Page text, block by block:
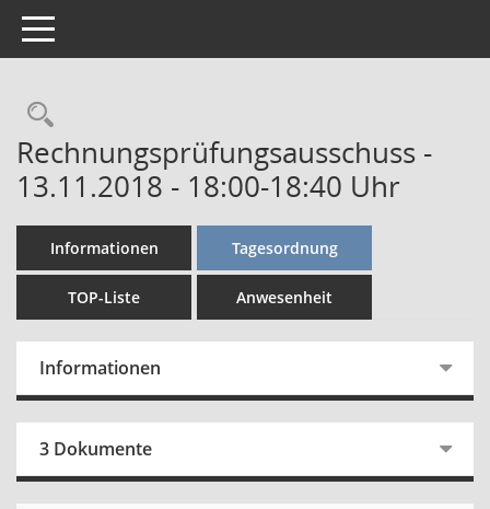
Toggle navigation
Rechercheauswahl
Rechnungsprüfungsausschuss -
13.11.2018 - 18:00-18:40 Uhr
Informationen Tagesordnung
TOP-Liste Anwesenheit
Informationen
3 Dokumente